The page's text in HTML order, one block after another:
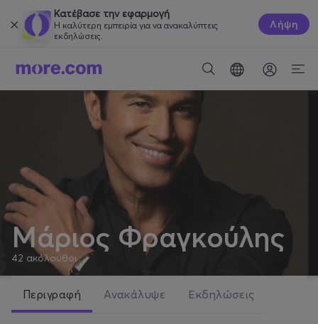
Κατέβασε την εφαρμογή
Η καλύτερη εμπειρία για να ανακαλύπτεις
εκδηλώσεις.
Λήψη
Μάριος Φραγκούλης
42 ακόλουθοι
Περιγραφή Ανακάλυψε Εκδηλώσεις